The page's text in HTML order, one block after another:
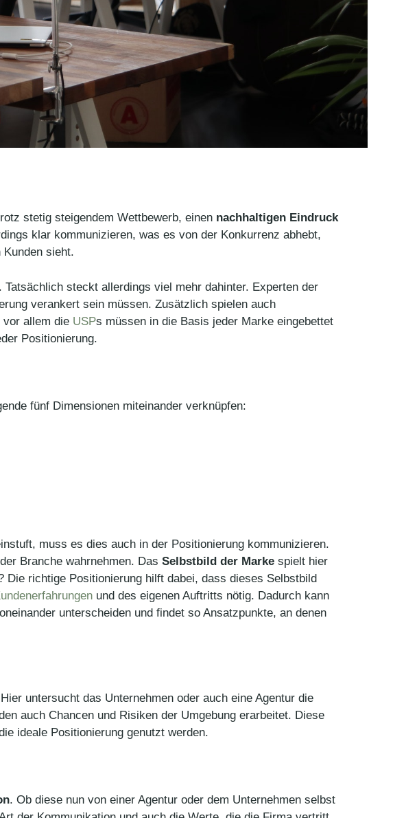
stetig steigendem Wettbewerb, einen nachhaltigen Eindruck
klar kommunizieren, was es von der Konkurrenz abhebt,
sieht.
steckt allerdings viel mehr dahinter. Experten der
verankert sein müssen. Zusätzlich spielen auch
vor allem die USPs müssen in die Basis jeder Marke eingebettet
Positionierung.
fünf Dimensionen miteinander verknüpfen:
muss es dies auch in der Positionierung kommunizieren.
Branche wahrnehmen. Das Selbstbild der Marke spielt hier
Die richtige Positionierung hilft dabei, dass dieses Selbstbild
und des eigenen Auftritts nötig. Dadurch kann
unterscheiden und findet so Ansatzpunkte, an denen
untersucht das Unternehmen oder auch eine Agentur die
auch Chancen und Risiken der Umgebung erarbeitet. Diese
ideale Positionierung genutzt werden.
. Ob diese nun von einer Agentur oder dem Unternehmen selbst